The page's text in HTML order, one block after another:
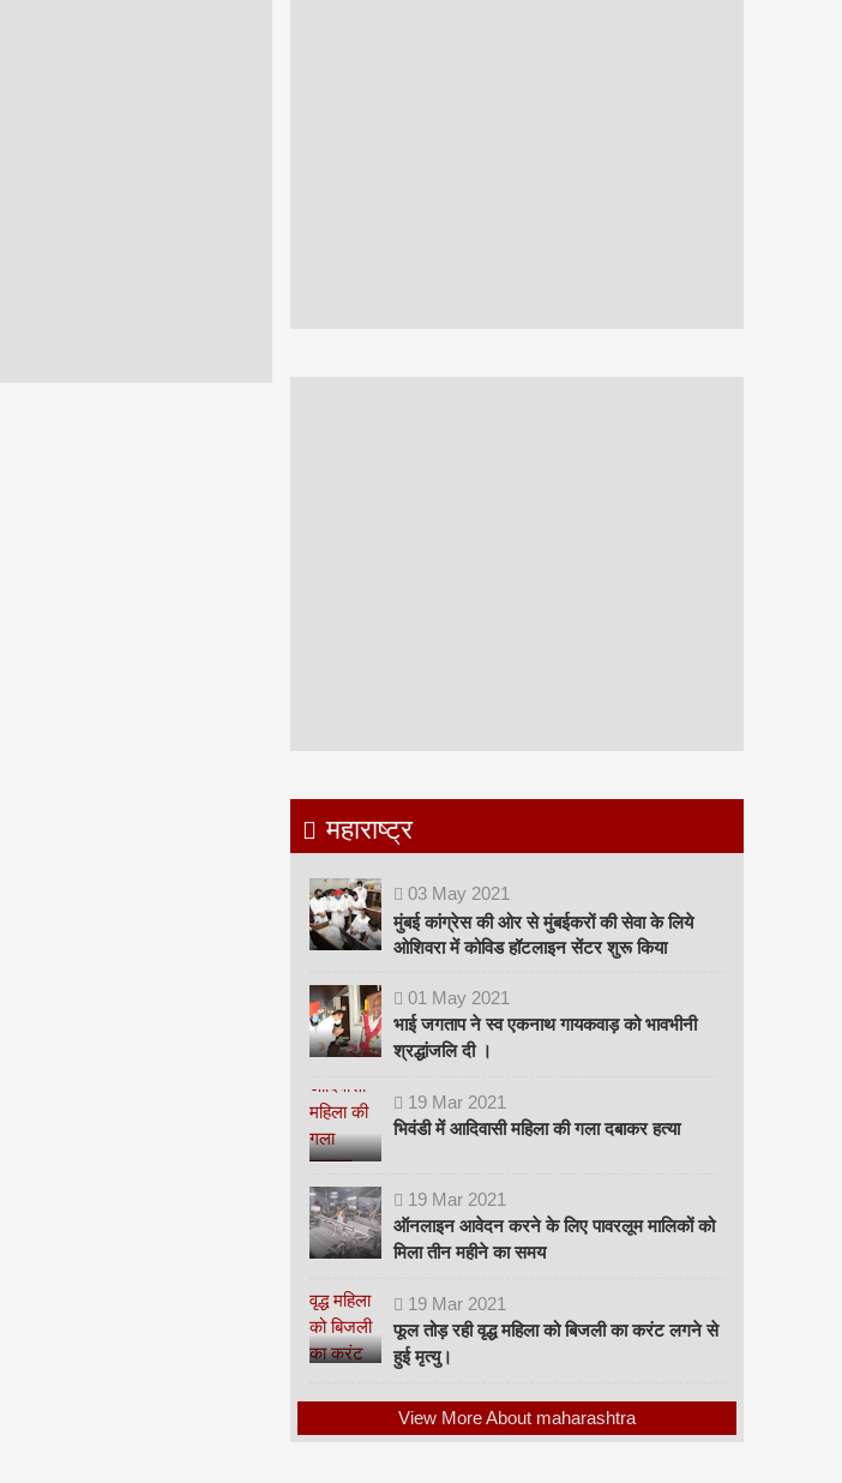
महाराष्ट्र
03 May 2021
मुंबई कांग्रेस की ओर से मुंबईकरों की सेवा के लिये
ओशिवरा में कोविड हॉटलाइन सेंटर शुरू किया
01 May 2021
भाई जगताप ने स्व एकनाथ गायकवाड़ को भावभीनी
श्रद्धांजलि दी ।
19 Mar 2021
भिवंडी में आदिवासी महिला की गला दबाकर हत्या
19 Mar 2021
ऑनलाइन आवेदन करने के लिए पावरलूम मालिकों को
मिला तीन महीने का समय
19 Mar 2021
फूल तोड़ रही वृद्ध महिला को बिजली का करंट लगने से
हुई मृत्यु।
View More About maharashtra